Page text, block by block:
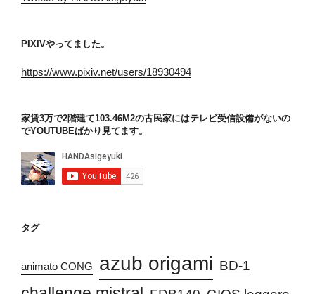
PIXIVやってました。
https://www.pixiv.net/users/18930494
家賃3万で2階建て103.46M2の古民家にはテレビ受信設備がないの
でYOUTUBEばかり見てます。
タグ
animato CONG azub origami BD-1